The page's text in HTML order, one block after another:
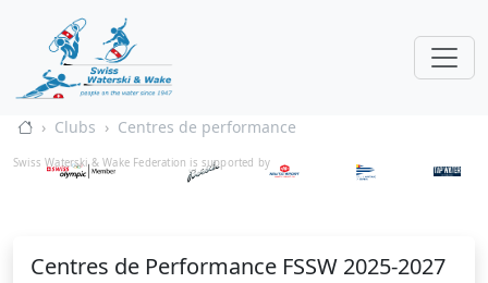
Clubs Centres de performance
Swiss Waterski & Wake Federation is supported by
Centres de Performance FSSW 2025-2027